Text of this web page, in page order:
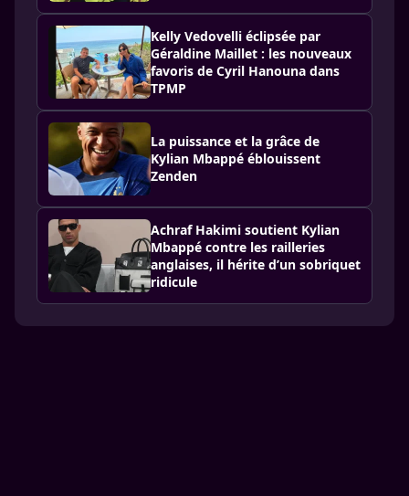
Kelly Vedovelli éclipsée par
Géraldine Maillet : les nouveaux
favoris de Cyril Hanouna dans
TPMP
La puissance et la grâce de
Kylian Mbappé éblouissent
Zenden
Achraf Hakimi soutient Kylian
Mbappé contre les railleries
anglaises, il hérite d’un sobriquet
ridicule